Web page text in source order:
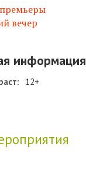
вечер
информация
12+